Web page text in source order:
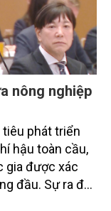
nông nghiệp
phát triển
hậu toàn cầu,
gia được xác
đầu. Sự ra đời